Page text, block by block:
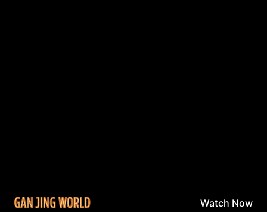
Watch Now